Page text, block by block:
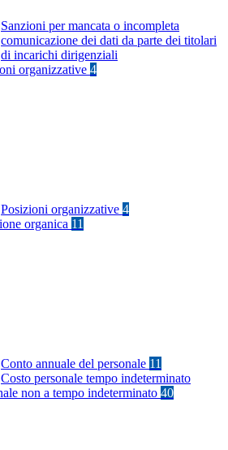
Sanzioni per mancata o incompleta
comunicazione dei dati da parte dei titolari
di incarichi dirigenziali
organizzative 4
Posizioni organizzative 4
organica 11
Conto annuale del personale 11
Costo personale tempo indeterminato
non a tempo indeterminato 40